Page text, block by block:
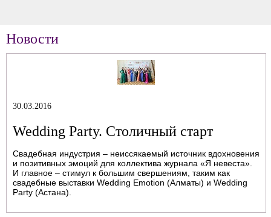
Новости
30.03.2016
Wedding Party. Столичный старт
Свадебная индустрия – неиссякаемый источник вдохновения
и позитивных эмоций для коллектива журнала «Я невеста».
И главное – стимул к большим свершениям, таким как
свадебные выставки Wedding Emotion (Алматы) и Wedding
Party (Астана).